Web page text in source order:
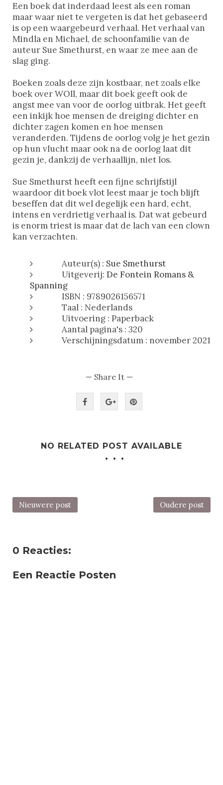
Een boek dat inderdaad leest als een roman
maar waar niet te vergeten is dat het gebaseerd
is op een waargebeurd verhaal. Het verhaal van
Mindla en Michael, de schoonfamilie van de
auteur Sue Smethurst, en waar ze mee aan de
slag ging.
Boeken zoals deze zijn kostbaar, net zoals elke
boek over WOll, maar dit boek geeft ook de
angst mee van voor de oorlog uitbrak. Het geeft
een inkijk hoe mensen de dreiging dichter en
dichter zagen komen en hoe mensen
veranderden. Tijdens de oorlog volg je het gezin
op hun vlucht maar ook na de oorlog laat dit
gezin je, dankzij de verhaallijn, niet los.
Sue Smethurst heeft een fijne schrijfstijl
waardoor dit boek vlot leest maar je toch blijft
beseffen dat dit wel degelijk een hard, echt,
intens en verdrietig verhaal is. Dat wat gebeurd
is enorm triest is maar dat de lach van een clown
kan verzachten.
Auteur(s) : Sue Smethurst
Uitgeverij: De Fontein Romans &
Spanning
ISBN : 9789026156571
Taal : Nederlands
Uitvoering : Paperback
Aantal pagina's : 320
Verschijningsdatum : november 2021
— Share It —
NO RELATED POST AVAILABLE
Nieuwere post Oudere post
0 Reacties:
Een Reactie Posten